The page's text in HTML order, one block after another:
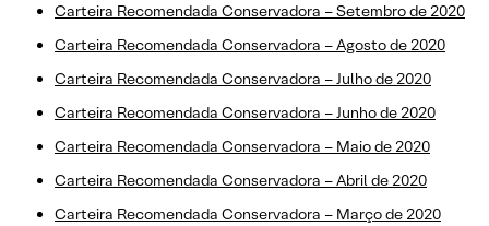
Carteira Recomendada Conservadora – Setembro de 2020
Carteira Recomendada Conservadora – Agosto de 2020
Carteira Recomendada Conservadora – Julho de 2020
Carteira Recomendada Conservadora – Junho de 2020
Carteira Recomendada Conservadora – Maio de 2020
Carteira Recomendada Conservadora – Abril de 2020
Carteira Recomendada Conservadora – Março de 2020